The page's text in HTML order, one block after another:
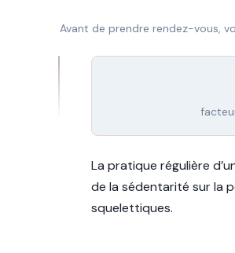
Avant de prendre rendez-vous,
La pratique régulière
de la sédentarité sur la
squelettiques.